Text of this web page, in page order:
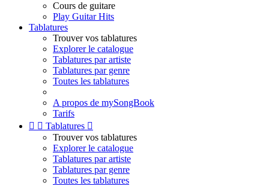
Cours de guitare
Play Guitar Hits
Tablatures
Trouver vos tablatures
Explorer le catalogue
Tablatures par artiste
Tablatures par genre
Toutes les tablatures
A propos de mySongBook
Tarifs
  Tablatures 
Trouver vos tablatures
Explorer le catalogue
Tablatures par artiste
Tablatures par genre
Toutes les tablatures